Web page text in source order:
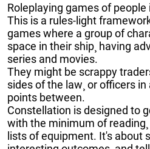
Roleplaying games of people
This is a rules-light
games where a group of
space in their ship¸ having
series and movies.
They might be scrappy
sides of the law¸ or officers
points between.
Constellation is designed to
with the minimum of
lists of equipment. It's about